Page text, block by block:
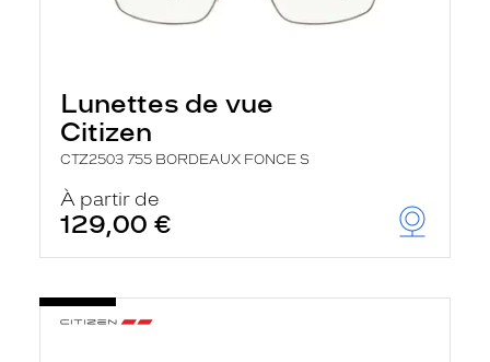
Lunettes de vue
Citizen
CTZ2503 755 BORDEAUX FONCE S
À partir de
129,00 €